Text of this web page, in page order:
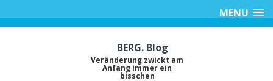
MENU
BERG. Blog
Veränderung zwickt am
Anfang immer ein
bisschen